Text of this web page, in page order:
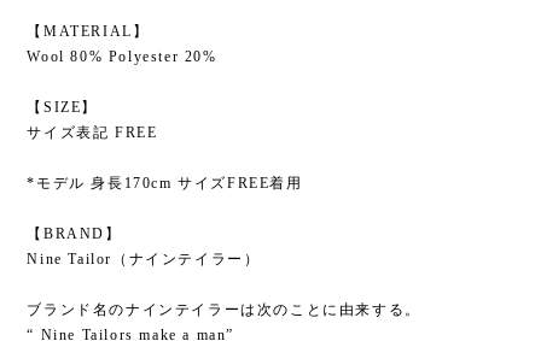
【MATERIAL】
Wool 80% Polyester 20%
【SIZE】
サイズ表記 FREE
*モデル 身長170cm サイズFREE着用
【BRAND】
Nine Tailor（ナインテイラー）
ブランド名のナインテイラーは次のことに由来する。
“ Nine Tailors make a man”